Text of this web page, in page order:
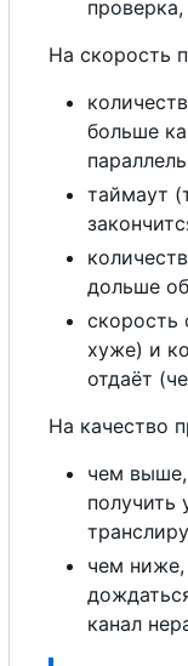
На скорость
больше
таймаут
дольше
скорость
хуже) и
отдаёт
На качество
чем
получить
чем
канал